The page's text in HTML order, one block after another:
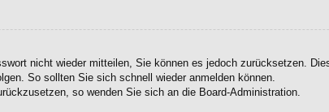
nicht wieder mitteilen, Sie können es jedoch zurücksetzen.
So sollten Sie sich schnell wieder anmelden können.
so wenden Sie sich an die Board-Administration.